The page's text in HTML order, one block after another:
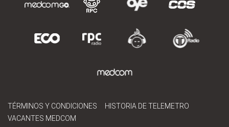
TÉRMINOS Y CONDICIONES
HISTORIA DE TELEMETRO
VACANTES MEDCOM